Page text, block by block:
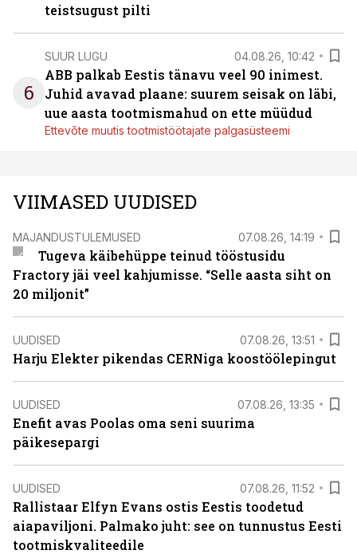
teistsugust pilti
6
SUUR LUGU 04.08.26, 10:42
ABB palkab Eestis tänavu veel 90 inimest.
Juhid avavad plaane: suurem seisak on läbi,
uue aasta tootmismahud on ette müüdud
Ettevõte muutis tootmistöötajate palgasüsteemi
VIIMASED UUDISED
MAJANDUSTULEMUSED 07.08.26, 14:19
Tugeva käibehüppe teinud tööstusidu
Fractory jäi veel kahjumisse. “Selle aasta siht on
20 miljonit”
UUDISED 07.08.26, 13:51
Harju Elekter pikendas CERNiga koostöölepingut
UUDISED 07.08.26, 13:35
Enefit avas Poolas oma seni suurima
päikesepargi
UUDISED 07.08.26, 11:52
Rallistaar Elfyn Evans ostis Eestis toodetud
aiapaviljoni. Palmako juht: see on tunnustus Eesti
tootmiskvaliteedile